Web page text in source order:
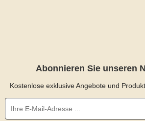
Abonnieren Sie unseren
Kostenlose exklusive Angebote und